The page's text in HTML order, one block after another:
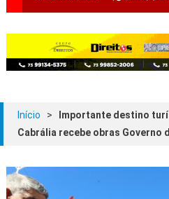
Início >
Importante destino
Cabrália recebe obras Governo